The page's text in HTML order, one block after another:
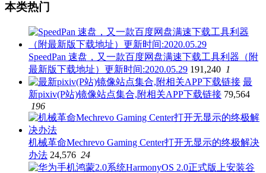
本类热门
SpeedPan 速盘，又一款百度网盘满速下载工具利器（附
最新版下载地址）更新时间:2020.05.29 191,240 1
最
新pixiv(P站)镜像站点集合,附相关APP下载链接 79,564
196
机械革命Mechrevo Gaming Center打开无显示的终极解决
办法 24,576 24